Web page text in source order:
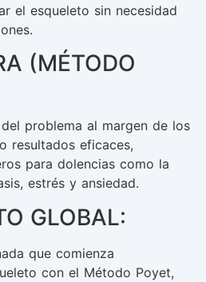
el esqueleto sin necesidad
(MÉTODO
problema al margen de los
resultados eficaces,
para dolencias como la
estrés y ansiedad.
GLOBAL:
que comienza
con el Método Poyet,